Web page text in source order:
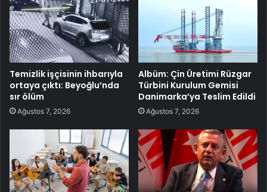
Temizlik işçisinin ihbarıyla
ortaya çıktı: Beyoğlu’nda
sır ölüm
Ağustos 7, 2026
Albüm: Çin Üretimi Rüzgar
Türbini Kurulum Gemisi
Danimarka’ya Teslim Edildi
Ağustos 7, 2026